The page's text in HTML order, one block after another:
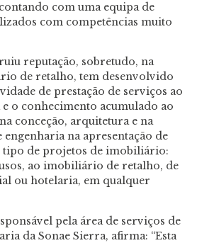
com uma equipa de
com competências muito
reputação, sobretudo, na
de retalho, tem desenvolvido
de prestação de serviços ao
o conhecimento acumulado ao
conceção, arquitetura e na
engenharia na apresentação de
tipo de projetos de imobiliário:
ao imobiliário de retalho, de
ou hotelaria, em qualquer
pela área de serviços de
da Sonae Sierra, afirma: “Esta